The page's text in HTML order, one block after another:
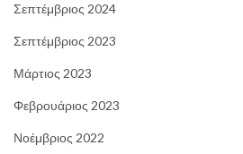
Σεπτέμβριος 2024
Σεπτέμβριος 2023
Μάρτιος 2023
Φεβρουάριος 2023
Νοέμβριος 2022